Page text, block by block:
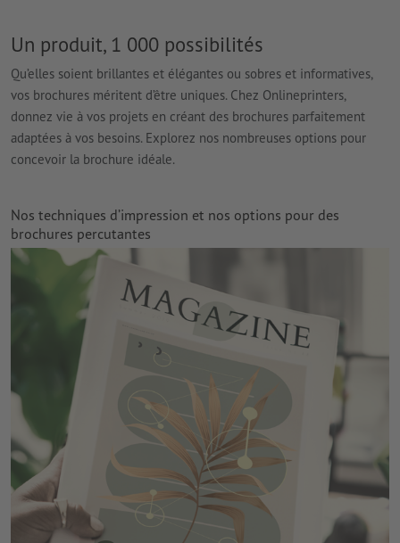
Un produit, 1 000 possibilités
Qu’elles soient brillantes et élégantes ou sobres et informatives,
vos brochures méritent d’être uniques. Chez Onlineprinters,
donnez vie à vos projets en créant des brochures parfaitement
adaptées à vos besoins. Explorez nos nombreuses options pour
concevoir la brochure idéale.
Nos techniques d’impression et nos options pour des
brochures percutantes